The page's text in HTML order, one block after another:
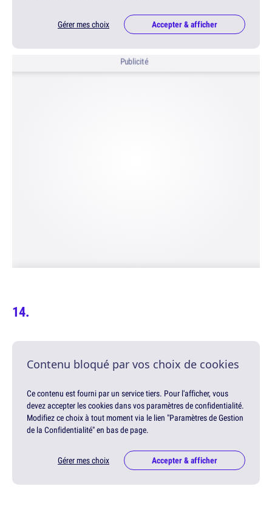
Gérer mes choix Accepter & afficher
Publicité
Contenu bloqué par vos choix de cookies
Ce contenu est fourni par un service tiers. Pour l'afficher, vous
devez accepter les cookies dans vos paramètres de confidentialité.
Modifiez ce choix à tout moment via le lien "Paramètres de Gestion
de la Confidentialité" en bas de page.
Gérer mes choix Accepter & afficher